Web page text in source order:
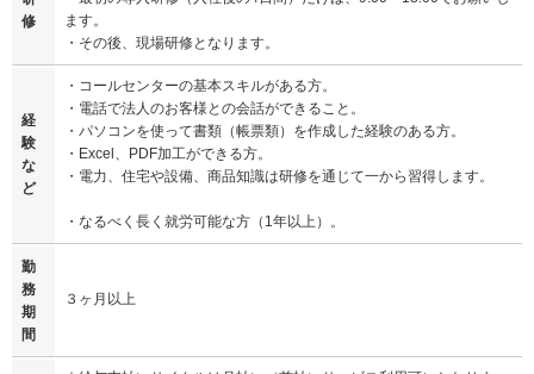
修
ます。
・その後、現場研修となります。
経
験
な
ど
・コールセンターの基本スキルがある方。
・電話で法人のお客様との会話ができること。
・パソコンを使って書類（帳票類）を作成した経験のある方。
・Excel、PDF加工ができる方。
・電力、住宅や設備、商品知識は研修を通じて一から習得します。
・なるべく長く就労可能な方（1年以上）。
勤
務
期
間
３ヶ月以上